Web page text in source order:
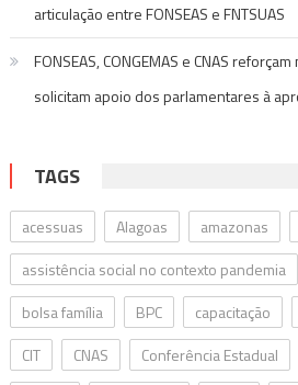
articulação entre FONSEAS e FNTSUAS
FONSEAS, CONGEMAS e CNAS
solicitam apoio dos parlamentares à
TAGS
acessuas Alagoas amazonas
assistência social no contexto pandemia
bolsa família
BPC capacitação
CIT
CNAS Conferência Estadual